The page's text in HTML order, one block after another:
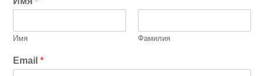
Имя Фамилия
Email*